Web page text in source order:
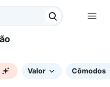
Valor Cômodos